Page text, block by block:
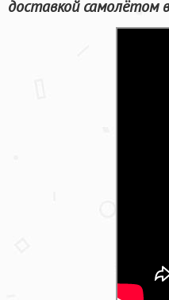
доставкой самолётом